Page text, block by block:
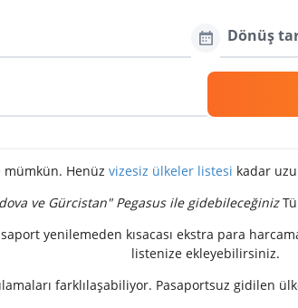
Dönüş
mümkün. Henüz vizesiz ülkeler listesi kadar
ve Gürcistan" Pegasus ile gidebileceğiniz
yenilemeden kısacası ekstra para
listenize ekleyebilirsiniz.
farklılaşabiliyor. Pasaportsuz gidilen